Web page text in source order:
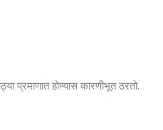
प्रमाणात होण्यास कारणीभूत ठरतो.